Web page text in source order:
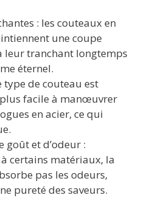
: les couteaux en
une coupe
leur tranchant longtemps
éternel.
type de couteau est
facile à manœuvrer
en acier, ce qui
et d’odeur :
certains matériaux, la
pas les odeurs,
pureté des saveurs.